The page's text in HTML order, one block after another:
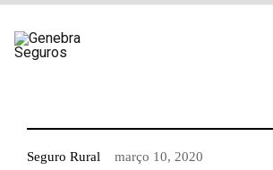
para
Seguro Rural março 10, 2020